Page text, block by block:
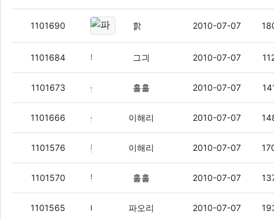
1101690 파오리야 자격증 ㅇㅇ(7)
핡 2010-07-07
1101684 그긔 2010-07-07
1101673 홀홀 2010-07-07
1101666 이해리 2010-07-07
1101576 이해리 2010-07-07
1101570 홀홀 2010-07-07
1101565 (6)
파오리 2010-07-07